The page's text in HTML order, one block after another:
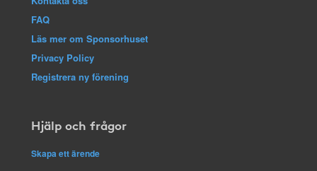
FAQ
Läs mer om Sponsorhuset
Privacy Policy
Registrera ny förening
Hjälp och frågor
Skapa ett ärende